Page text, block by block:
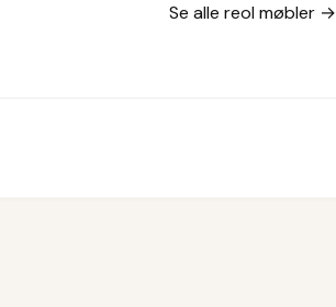
Se alle reol møbler →